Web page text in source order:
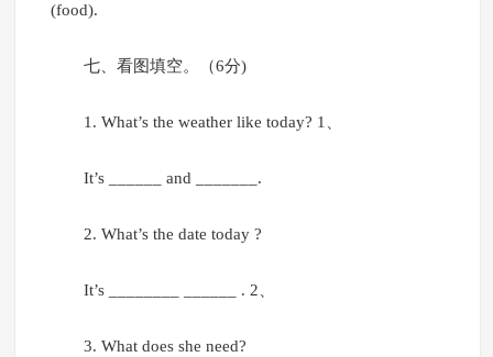
(food).
七、看图填空。（6分)
1. What’s the weather like today? 1、
It’s ______ and _______.
2. What’s the date today ?
It’s ________ ______ . 2、
3. What does she need?